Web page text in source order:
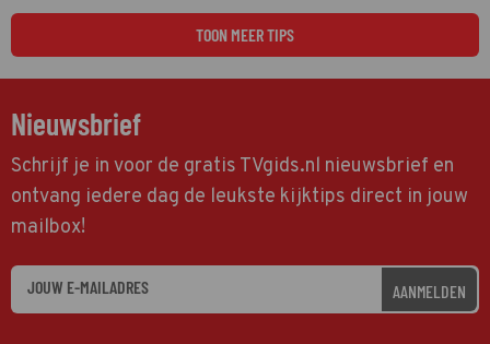
TOON MEER TIPS
Nieuwsbrief
Schrijf je in voor de gratis TVgids.nl nieuwsbrief en
ontvang iedere dag de leukste kijktips direct in jouw
mailbox!
AANMELDEN